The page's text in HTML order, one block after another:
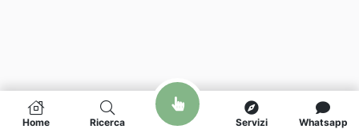
Home Ricerca Servizi Whatsapp